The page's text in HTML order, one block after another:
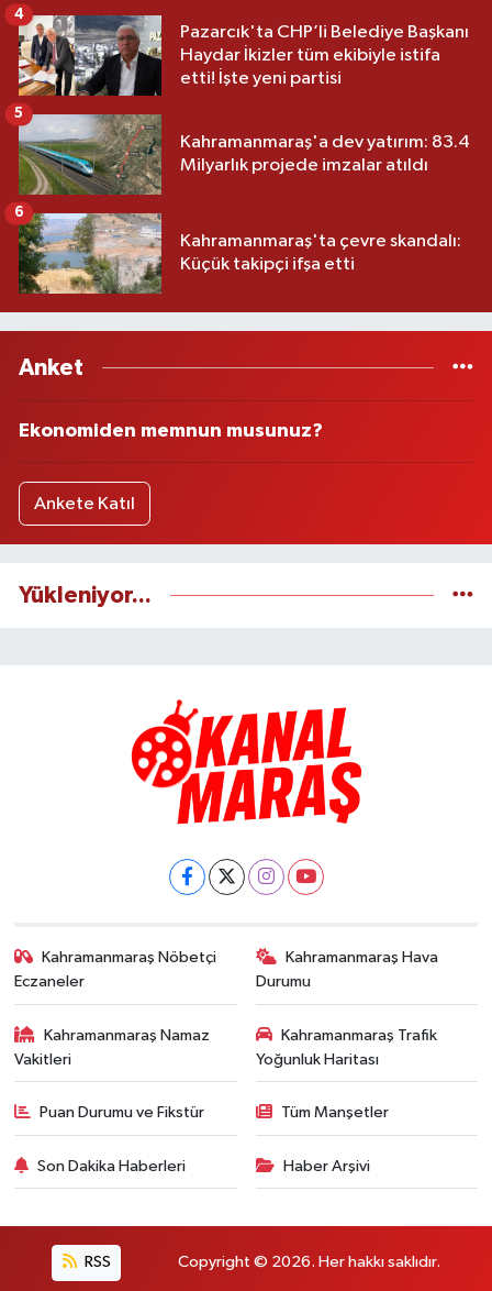
Pazarcık'ta CHP’li Belediye Başkanı
Haydar İkizler tüm ekibiyle istifa
etti! İşte yeni partisi
4
Kahramanmaraş'a dev yatırım: 83.4
Milyarlık projede imzalar atıldı
5
Kahramanmaraş'ta çevre skandalı:
Küçük takipçi ifşa etti
6
Anket
Ekonomiden memnun musunuz?
Ankete Katıl
Yükleniyor...
Kahramanmaraş Nöbetçi
Eczaneler
Kahramanmaraş Hava
Durumu
Kahramanmaraş Namaz
Vakitleri
Kahramanmaraş Trafik
Yoğunluk Haritası
Puan Durumu ve Fikstür Tüm Manşetler
Son Dakika Haberleri Haber Arşivi
RSS Copyright © 2026. Her hakkı saklıdır.